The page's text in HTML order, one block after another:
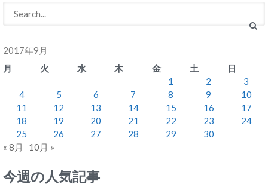
2017年9月
月
火 水 木 金 土
日
1
2
3
4
5 6 7 8 9
10
11
12 13 14 15 16
17
18
19 20 21 22 23
24
25
26 27 28 29
30
« 8月
10月 »
今週の人気記事